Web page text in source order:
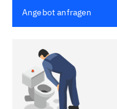
Angebot anfragen